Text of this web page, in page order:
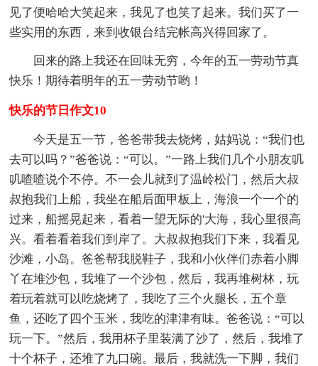
见了便哈哈大笑起来，我见了也笑了起来。我们买了一
些实用的东西，来到收银台结完帐高兴得回家了。
回来的路上我还在回味无穷，今年的五一劳动节真
快乐！期待着明年的五一劳动节哟！
快乐的节日作文10
今天是五一节，爸爸带我去烧烤，姑妈说：“我们也
去可以吗？”爸爸说：“可以。”一路上我们几个小朋友叽
叽喳喳说个不停。不一会儿就到了温岭松门，然后大叔
叔抱我们上船，我坐在船后面甲板上，海浪一个一个的
过来，船摇晃起来，看着一望无际的'大海，我心里很高
兴。看着看着我们到岸了。大叔叔抱我们下来，我看见
沙滩，小岛。爸爸帮我脱鞋子，我和小伙伴们赤着小脚
丫在堆沙包，我堆了一个沙包，然后，我再堆树林，玩
着玩着就可以吃烧烤了，我吃了三个火腿长，五个章
鱼，还吃了四个玉米，我吃的津津有味。爸爸说：“可以
玩一下。”然后，我用杯子里装满了沙了，然后，我堆了
十个杯子，还堆了九口碗。最后，我就洗一下脚，我们